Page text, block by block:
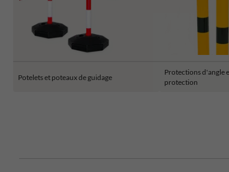
Potelets et poteaux de guidage
Protections d'angle
protection